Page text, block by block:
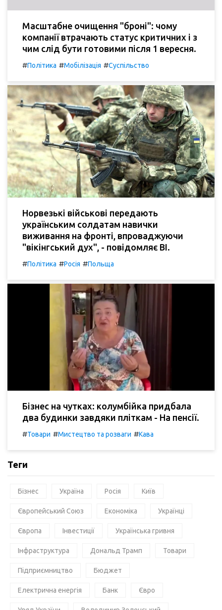
Масштабне очищення "броні": чому
компанії втрачають статус критичних і з
чим слід бути готовими після 1 вересня.
#Політика #Мобілізація #Суспільство
Норвезькі військові передають
українським солдатам навички
виживання на фронті, впроваджуючи
"вікінгський дух", - повідомляє BI.
#Політика #Росія #Польща
Бізнес на чутках: колумбійка придбала
два будинки завдяки пліткам - На пенсії.
#Товари #Мистецтво та розваги #Кава
Теги
Бізнес Україна Росія Київ
Європейський Союз Економіка Українці
Європа Інвестиції Українська гривня
Інфраструктура Дональд Трамп Товари
Підприємництво Бюджет
Електрична енергія Банк Євро